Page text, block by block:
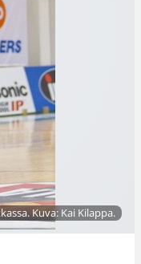
Kuva: Kai Kilappa.